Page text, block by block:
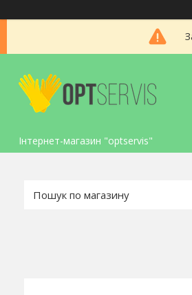
Інтернет-магазин "optservis"